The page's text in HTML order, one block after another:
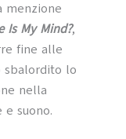
menzione
Is My Mind?,
fine alle
sbalordito lo
nella
suono.